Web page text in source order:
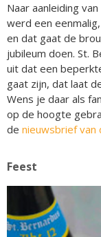
Naar aanleiding
werd een
en dat gaat de
jubileum doen. St.
uit dat een
gaat zijn, dat laat
Wens je daar als
op de hoogte
de nieuwsbrief van
Feest